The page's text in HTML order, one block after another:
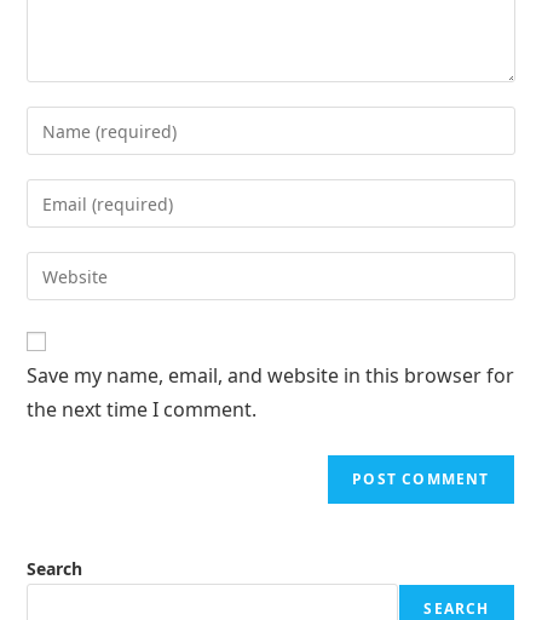
Save my name, email, and website in this browser for
the next time I comment.
Search
SEARCH